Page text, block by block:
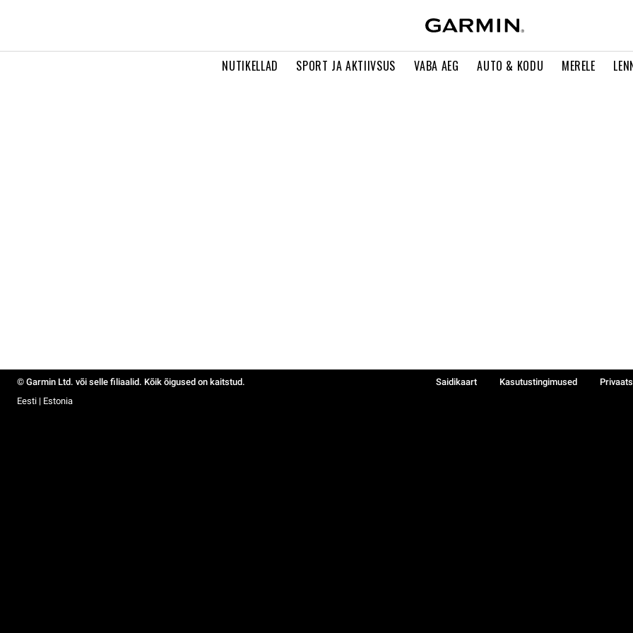
NUTIKELLAD SPORT JA AKTIIVSUS VABA AEG AUTO & KODU MERELE
© Garmin Ltd. või selle filiaalid. Kõik õigused on kaitstud. Saidikaart Kasutustingimused
Eesti | Estonia